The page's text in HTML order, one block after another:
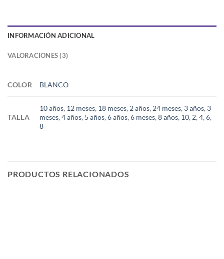
INFORMACIÓN ADICIONAL
VALORACIONES (3)
COLOR BLANCO
TALLA
10 años, 12 meses, 18 meses, 2 años, 24 meses, 3 años, 3
meses,4 años, 5 años,6 años,6 meses,8 años, 10, 2,4,6,
8
PRODUCTOS RELACIONADOS